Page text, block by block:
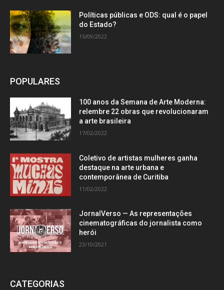
Políticas públicas e ODS: qual é o papel
do Estado?
15/09/2022
POPULARES
100 anos da Semana de Arte Moderna:
relembre 22 obras que revolucionaram
a arte brasileira
17/02/2022
Coletivo de artistas mulheres ganha
destaque na arte urbana e
contemporânea de Curitiba
11/02/2022
JornalVerso — As representações
cinematográficas do jornalista como
herói
23/10/2021
CATEGORIAS